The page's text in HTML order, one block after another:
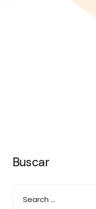
Buscar